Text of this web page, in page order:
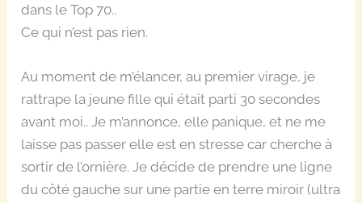
dans le Top 70..
Ce qui n’est pas rien.
Au moment de m’élancer, au premier virage, je
rattrape la jeune fille qui était parti 30 secondes
avant moi.. Je m’annonce, elle panique, et ne me
laisse pas passer elle est en stresse car cherche à
sortir de l’ornière. Je décide de prendre une ligne
du côté gauche sur une partie en terre miroir (ultra